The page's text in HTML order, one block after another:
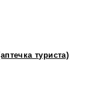
туриста)